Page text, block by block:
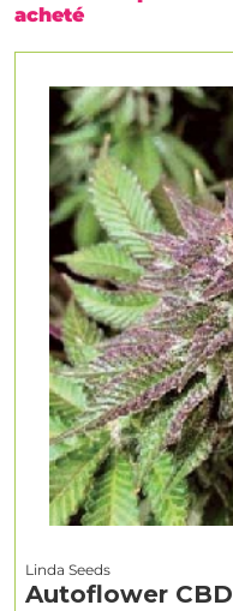
acheté
Linda Seeds
Autoflower CBD